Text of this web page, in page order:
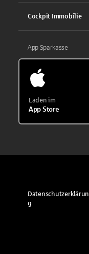
Cockpit Immobilie
App Sparkasse
Laden im
App Store
Datenschutzerklärun
g